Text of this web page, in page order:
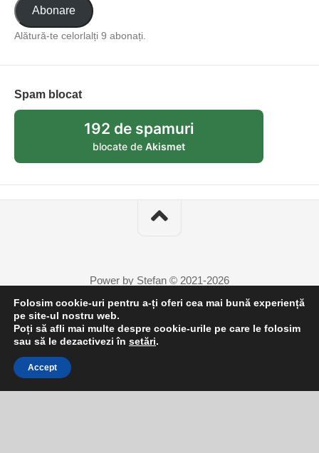
Abonare
Alătură-te celorlalți 9 abonați.
Spam blocat
192 de spamuri
blocate de Akismet
Power by Stefan © 2021-2026
Folosim cookie-uri pentru a-ți oferi cea mai bună experiență
pe site-ul nostru web.
Poți să afli mai multe despre cookie-urile pe care le folosim
sau să le dezactivezi în setări.
Accept
4